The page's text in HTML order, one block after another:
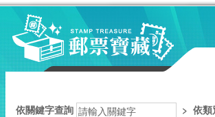
依關鍵字查詢 > 依類